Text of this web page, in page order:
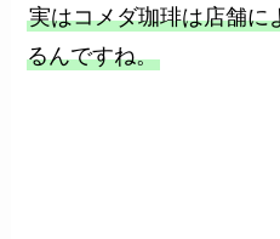
実はコメダ珈琲は店舗に
るんですね。